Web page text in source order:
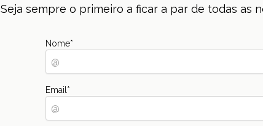
Seja sempre o primeiro a ficar a par de todas as
Nome*
Email *